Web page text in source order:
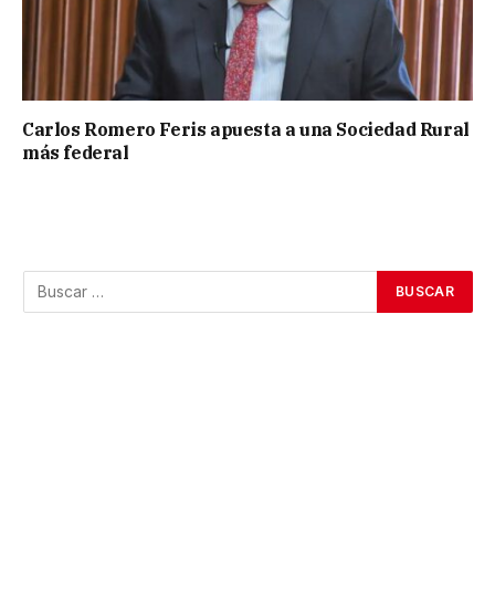
Carlos Romero Feris apuesta a una Sociedad Rural
más federal